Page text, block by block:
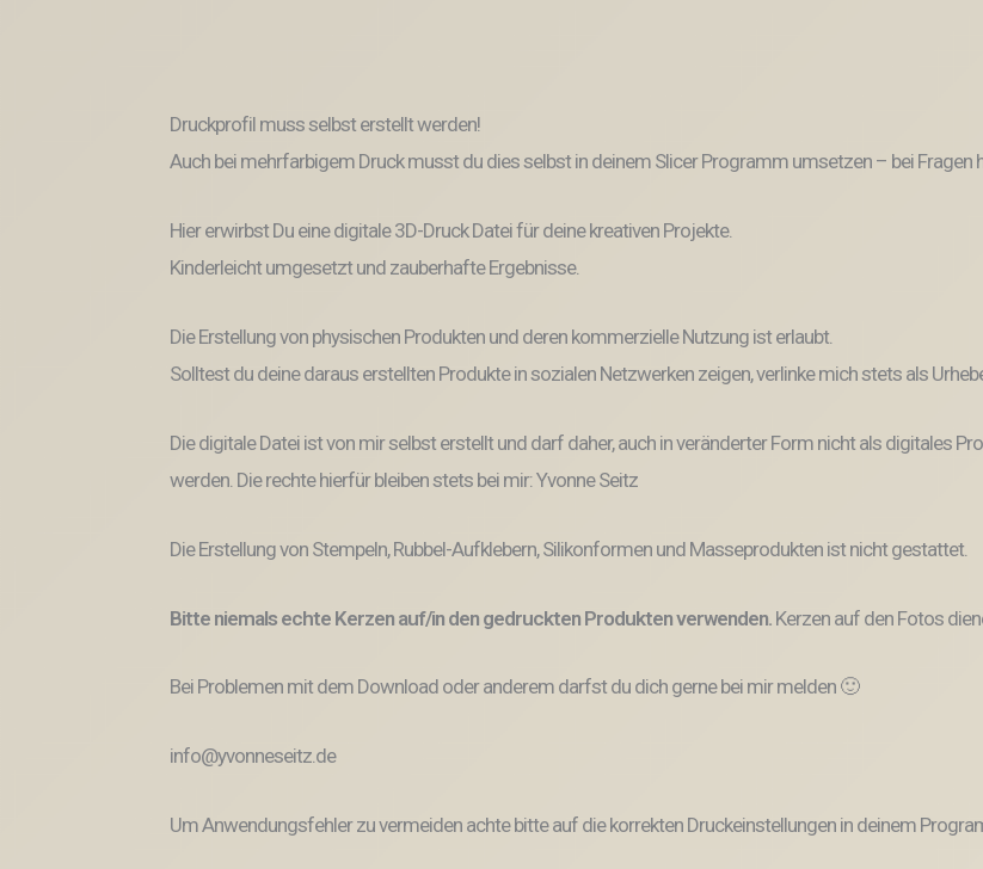
Druckprofil muss selbst erstellt werden!
Auch bei mehrfarbigem Druck musst du dies selbst in deinem Slicer Programm umsetzen – bei Fragen
Hier erwirbst Du eine digitale 3D-Druck Datei für deine kreativen Projekte.
Kinderleicht umgesetzt und zauberhafte Ergebnisse.
Die Erstellung von physischen Produkten und deren kommerzielle Nutzung ist erlaubt.
Solltest du deine daraus erstellten Produkte in sozialen Netzwerken zeigen, verlinke mich stets als
Die digitale Datei ist von mir selbst erstellt und darf daher, auch in veränderter Form nicht als digitales
werden. Die rechte hierfür bleiben stets bei mir: Yvonne Seitz
Die Erstellung von Stempeln, Rubbel-Aufklebern, Silikonformen und Masseprodukten ist nicht gestattet.
Bitte niemals echte Kerzen auf/in den gedruckten Produkten verwenden. Kerzen auf den Fotos
Bei Problemen mit dem Download oder anderem darfst du dich gerne bei mir melden 🙂
info@yvonneseitz.de
Um Anwendungsfehler zu vermeiden achte bitte auf die korrekten Druckeinstellungen in deinem